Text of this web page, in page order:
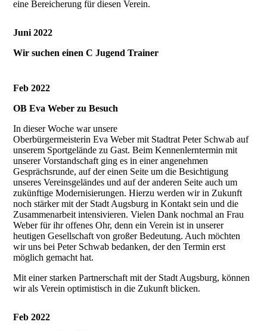
eine Bereicherung für diesen Verein.
Juni 2022
Wir suchen einen C Jugend Trainer
Feb 2022
OB Eva Weber zu Besuch
In dieser Woche war unsere
Oberbürgermeisterin Eva Weber mit Stadtrat Peter Schwab auf
unserem Sportgelände zu Gast. Beim Kennenlerntermin mit
unserer Vorstandschaft ging es in einer angenehmen
Gesprächsrunde, auf der einen Seite um die Besichtigung
unseres Vereinsgeländes und auf der anderen Seite auch um
zukünftige Modernisierungen. Hierzu werden wir in Zukunft
noch stärker mit der Stadt Augsburg in Kontakt sein und die
Zusammenarbeit intensivieren. Vielen Dank nochmal an Frau
Weber für ihr offenes Ohr, denn ein Verein ist in unserer
heutigen Gesellschaft von großer Bedeutung. Auch möchten
wir uns bei Peter Schwab bedanken, der den Termin erst
möglich gemacht hat.
Mit einer starken Partnerschaft mit der Stadt Augsburg, können
wir als Verein optimistisch in die Zukunft blicken.
Feb 2022